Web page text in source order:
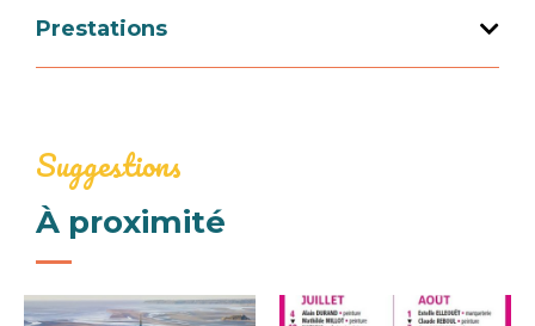
Prestations
Vidange des eaux usées
Branchements d'eau
Suggestions
À proximité